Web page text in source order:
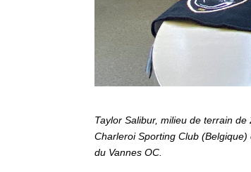
Taylor Salibur, milieu de terrain
Charleroi Sporting Club
du Vannes OC.